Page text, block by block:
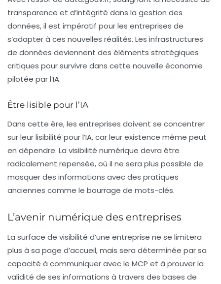
transparence et d’intégrité dans la gestion des
données, il est impératif pour les entreprises de
s’adapter à ces nouvelles réalités. Les infrastructures
de données deviennent des éléments stratégiques
critiques pour survivre dans cette nouvelle économie
pilotée par l’IA.
Être lisible pour l’IA
Dans cette ère, les entreprises doivent se concentrer
sur leur lisibilité pour l’IA, car leur existence même peut
en dépendre. La visibilité numérique devra être
radicalement repensée, où il ne sera plus possible de
masquer des informations avec des pratiques
anciennes comme le bourrage de mots-clés.
L’avenir numérique des entreprises
La surface de visibilité d’une entreprise ne se limitera
plus à sa page d’accueil, mais sera déterminée par sa
capacité à communiquer avec le MCP et à prouver la
validité de ses informations à travers des bases de